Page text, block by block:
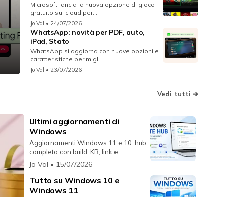
Microsoft lancia la nuova opzione di gioco
gratuito sul cloud per...
Jo Val • 24/07/2026
WhatsApp: novità per PDF, auto,
iPad, Stato
WhatsApp si aggiorna con nuove opzioni e
caratteristiche per migl...
Jo Val • 23/07/2026
Vedi tutti ➔
Ultimi aggiornamenti di
Windows
Aggiornamenti Windows 11 e 10: hub
completo con build, KB, link e
riferimenti ufficiali sempre aggio...
Jo Val • 15/07/2026
Tutto su Windows 10 e
Windows 11